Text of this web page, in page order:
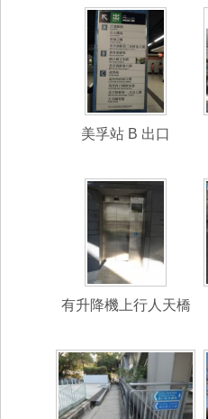
美孚站 B 出口
有升降機上行人天橋